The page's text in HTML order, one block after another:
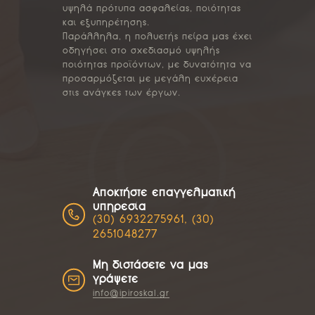
υψηλά πρότυπα ασφαλείας, ποιότητας
και εξυπηρέτησης.
Παράλληλα, η πολυετής πείρα μας έχει
οδηγήσει στο σχεδιασμό υψηλής
ποιότητας προϊόντων, με δυνατότητα να
προσαρμόζεται με μεγάλη ευχέρεια
στις ανάγκες των έργων.
Αποκτήστε επαγγελματική
υπηρεσία
(30) 6932275961, (30)
2651048277
Μη διστάσετε να μας
γράψετε
info@ipiroskal.gr